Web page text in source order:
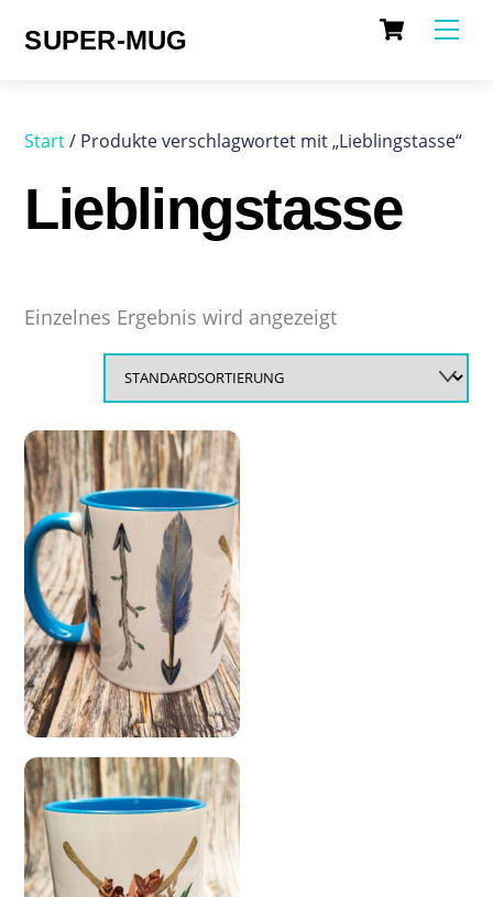
Cart
SUPER-MUG
Start/ Produkte verschlagwortet mit „Lieblingstasse“
Lieblingstasse
Einzelnes Ergebnis wird angezeigt